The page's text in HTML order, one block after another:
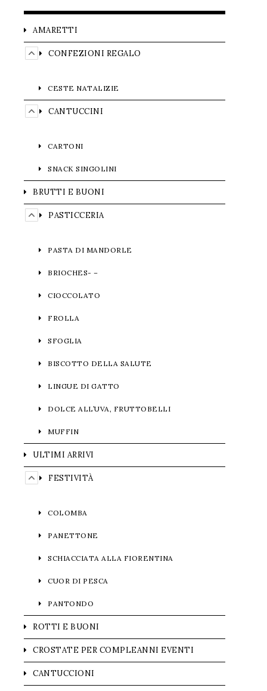
AMARETTI
CONFEZIONI REGALO
CESTE NATALIZIE
CANTUCCINI
CARTONI
SNACK SINGOLINI
BRUTTI E BUONI
PASTICCERIA
PASTA DI MANDORLE
BRIOCHES- –
CIOCCOLATO
FROLLA
SFOGLIA
BISCOTTO DELLA SALUTE
LINGUE DI GATTO
DOLCE ALL’UVA, FRUTTOBELLI
MUFFIN
ULTIMI ARRIVI
FESTIVITÀ
COLOMBA
PANETTONE
SCHIACCIATA ALLA FIORENTINA
CUOR DI PESCA
PANTONDO
ROTTI E BUONI
CROSTATE PER COMPLEANNI EVENTI
CANTUCCIONI